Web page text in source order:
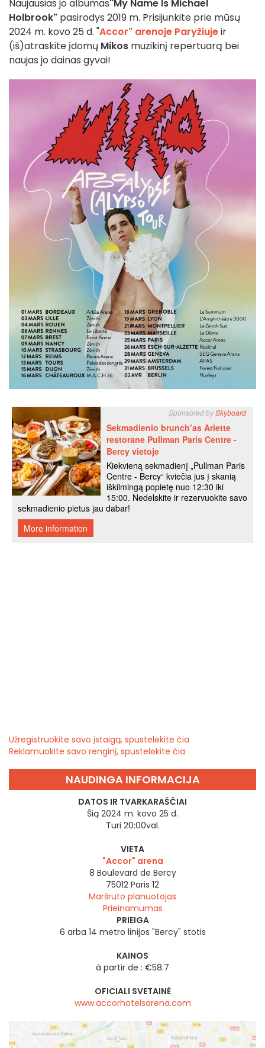
Naujausias jo albumas"My Name Is Michael
Holbrook" pasirodys 2019 m. Prisijunkite prie mūsų
2024 m. kovo 25 d. "Accor" arenoje Paryžiujeir
(iš)atraskite įdomų Mikos muzikinį repertuarą bei
naujas jo dainas gyvai!
Užregistruokite savo įstaigą, spustelėkite čia
Reklamuokite savo renginį, spustelėkite čia
NAUDINGA INFORMACIJA
DATOS IR TVARKARAŠČIAI
Šią 2024 m. kovo 25 d.
Turi 20:00val.
VIETA
"Accor" arena
8 Boulevard de Bercy
75012 Paris 12
Maršruto planuotojas
Prieinamumas
PRIEIGA
6 arba 14 metro linijos "Bercy" stotis
KAINOS
à partir de : €58.7
OFICIALI SVETAINĖ
www.accorhotelsarena.com